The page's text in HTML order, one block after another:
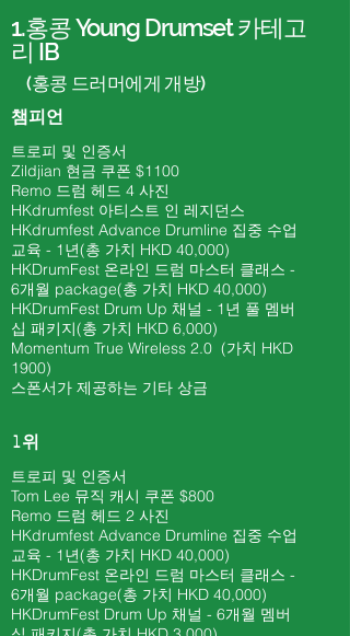
1.홍콩 Young Drumset 카테고
리 IB
(홍콩 드러머에게 개방)
챔피언
트로피 및 인증서
Zildjian 현금 쿠폰 $1100
​Remo 드럼 헤드 4 사진
HKdrumfest 아티스트 인 레지던스
HKdrumfest Advance Drumline 집중 수업
교육 - 1년(총 가치 HKD 40,000)
HKDrumFest 온라인 드럼 마스터 클래스 -
6개월 package(총 가치 HKD 40,000)
HKDrumFest Drum Up 채널 - 1년 풀 멤버
십 패키지(총 가치 HKD 6,000)
Momentum True Wireless 2.0 (가치 HKD
1900)
스폰서가 제공하는 기타 상금
1위
트로피 및 인증서
Tom Lee 뮤직 캐시 쿠폰 $800
​Remo 드럼 헤드 2 사진
HKdrumfest Advance Drumline 집중 수업
교육 - 1년(총 가치 HKD 40,000)
HKDrumFest 온라인 드럼 마스터 클래스 -
6개월 package(총 가치 HKD 40,000)
HKDrumFest Drum Up 채널 - 6개월 멤버